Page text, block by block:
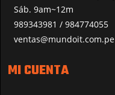
Sáb. 9am~12m
989343981 / 984774055
ventas@mundoit.com.pe
MI CUENTA